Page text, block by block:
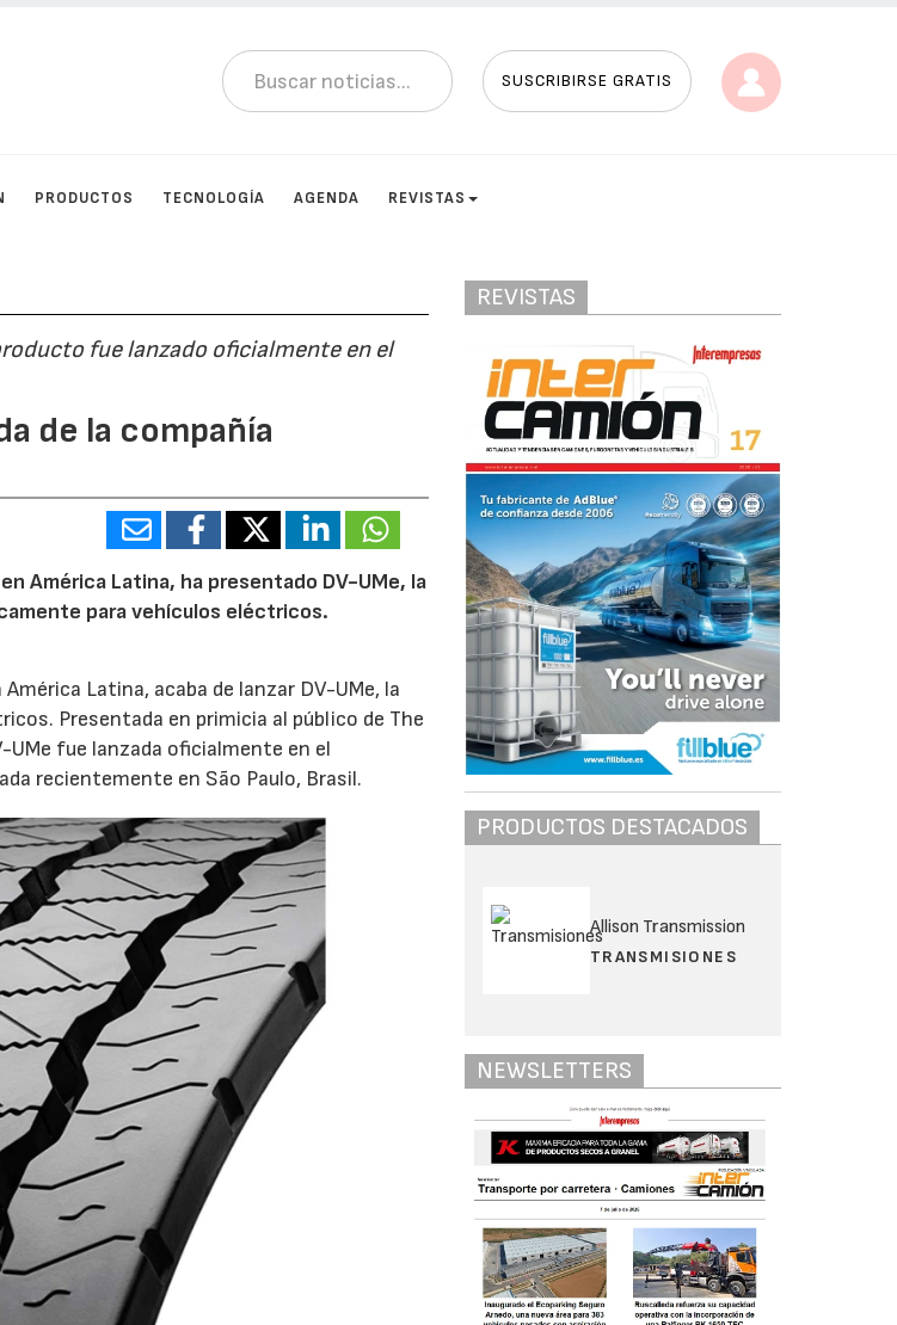
SUSCRIBIRSE GRATIS
PRODUCTOS TECNOLOGÍA AGENDA REVISTAS
fue lanzado oficialmente en el
de la compañía
América Latina, ha presentado DV-UMe, la
para vehículos eléctricos.
Latina, acaba de lanzar DV-UMe, la
Presentada en primicia al público de The
UMe fue lanzada oficialmente en el
recientemente en São Paulo, Brasil.
REVISTAS
PRODUCTOS DESTACADOS
Allison Transmission
TRANSMISIONES
NEWSLETTERS